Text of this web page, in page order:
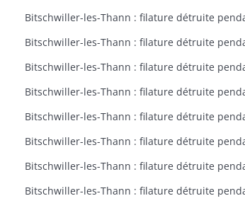
Bitschwiller-les-Thann : filature détruite
Bitschwiller-les-Thann : filature détruite
Bitschwiller-les-Thann : filature détruite
Bitschwiller-les-Thann : filature détruite
Bitschwiller-les-Thann : filature détruite
Bitschwiller-les-Thann : filature détruite
Bitschwiller-les-Thann : filature détruite
Bitschwiller-les-Thann : filature détruite